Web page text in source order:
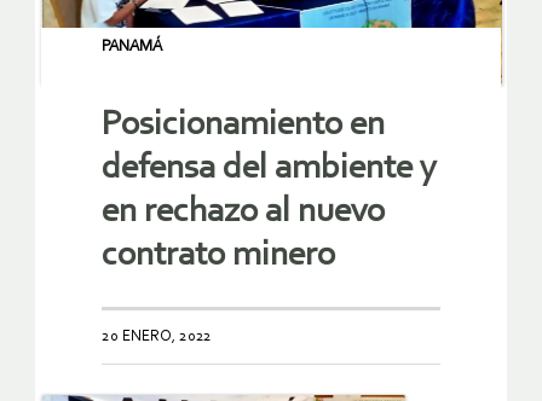
PANAMÁ
Posicionamiento en
defensa del ambiente y
en rechazo al nuevo
contrato minero
20 ENERO, 2022